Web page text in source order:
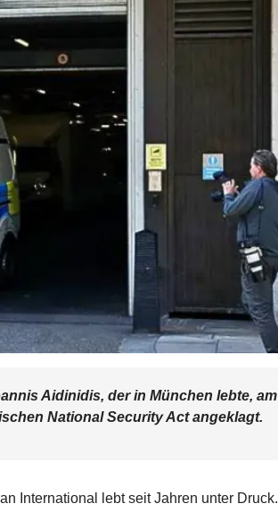
Aidinidis, der in München lebte, am
National Security Act angeklagt.
International lebt seit Jahren unter Druck.